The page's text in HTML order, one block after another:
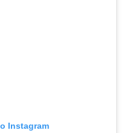
Instagram